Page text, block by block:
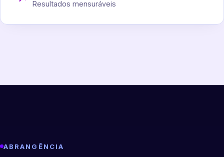
Resultados mensuráveis
ABRANGÊNCIA